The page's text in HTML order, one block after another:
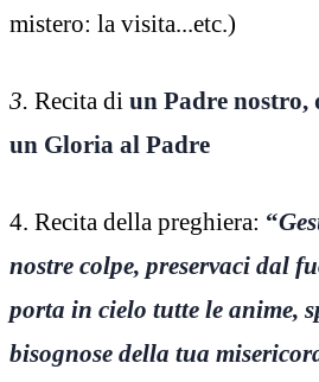
mistero: la visita...etc.)
3. Recita di un Padre nostro,
un Gloria al Padre
4. Recita della preghiera: “
nostre colpe, preservaci dal
porta in cielo tutte le anime,
bisognose della tua